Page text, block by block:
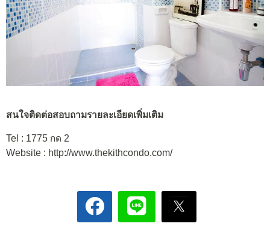
สนใจติดต่อสอบถามรายละเอียดเพิ่มเติม
Tel : 1775 กด 2
Website : http://www.thekithcondo.com/